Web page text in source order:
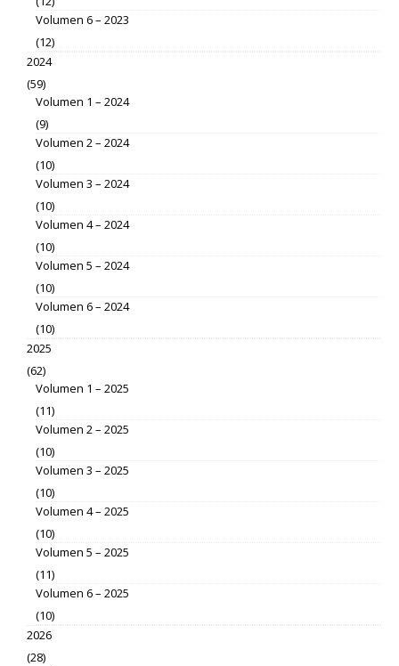
Volumen 6 – 2023
(12)
2024
(59)
Volumen 1 – 2024
(9)
Volumen 2 – 2024
(10)
Volumen 3 – 2024
(10)
Volumen 4 – 2024
(10)
Volumen 5 – 2024
(10)
Volumen 6 – 2024
(10)
2025
(62)
Volumen 1 – 2025
(11)
Volumen 2 – 2025
(10)
Volumen 3 – 2025
(10)
Volumen 4 – 2025
(10)
Volumen 5 – 2025
(11)
Volumen 6 – 2025
(10)
2026
(28)